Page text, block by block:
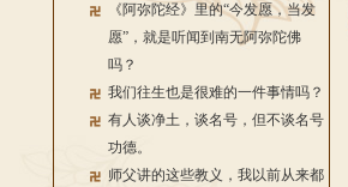
《阿弥陀经》里的“今发愿，当发
愿”，就是听闻到南无阿弥陀佛
吗？
我们往生也是很难的一件事情吗？
有人谈净土，谈名号，但不谈名号
功德。
师父讲的这些教义，我以前从来都